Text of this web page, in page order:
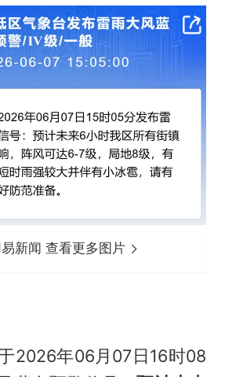
新闻 查看更多图片
2026年06月07日16时08